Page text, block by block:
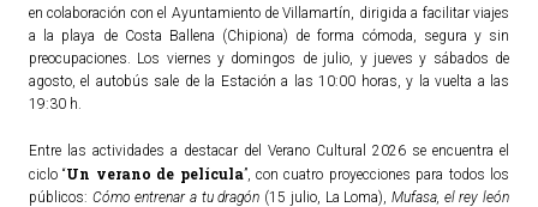
en colaboración con el Ayuntamiento de Villamartín, dirigida a facilitar viajes
a la playa de Costa Ballena (Chipiona) de forma cómoda, segura y sin
preocupaciones. Los viernes y domingos de julio, y jueves y sábados de
agosto, el autobús sale de la Estación a las 10:00 horas, y la vuelta a las
19:30 h.
Entre las actividades a destacar del Verano Cultural 2026 se encuentra el
ciclo “Un verano de película”, con cuatro proyecciones para todos los
públicos: Cómo entrenar a tu dragón (15 julio, La Loma), Mufasa, el rey león